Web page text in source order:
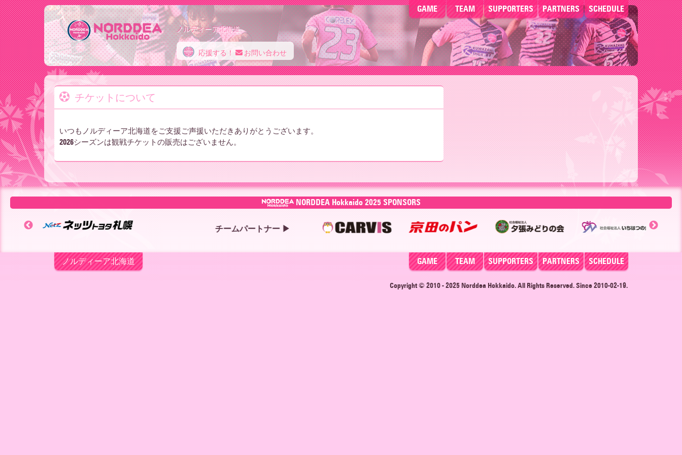
GAME TEAM SUPPORTERS PARTNERS SCHEDULE
ノ
ル
デ
ィ
ー
ア
ノルディーア北海道
応援する！ お問い合わせ
チケットについて
いつもノルディーア北海道をご支援ご声援いただきありがとうございます。
2026シーズンは観戦チケットの販売はございません。
NORDDEA Hokkaido 2025 SPONSORS
チームパートナー ▶
GAME TEAM SUPPORTERS PARTNERS SCHEDULE
ノルディーア北海道
Copyright © 2010 - 2025 Norddea Hokkaido. All Rights Reserved. Since 2010-02-19.